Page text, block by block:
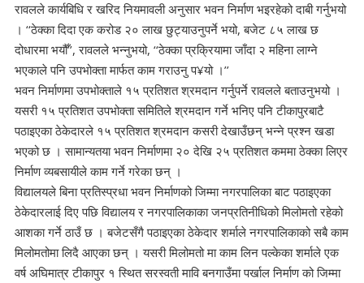
रावलले कार्यबिधि र खरिद नियमावली अनुसार भवन निर्माण भइरहेको दाबी गर्नुभयो
। ‘‘ठेक्का दिदा एक करोड २० लाख छुट्याउनुपर्ने भयो, बजेट ८५ लाख छ
दोधारमा भयौँ’’, रावलले भन्नुभयो, ‘‘ठेक्का प्रक्रियामा जाँदा २ महिना लाग्ने
भएकाले पनि उपभोक्ता मार्फत काम गराउनु प¥यो ।’’
भवन निर्माणमा उपभोक्ताले १५ प्रतिशत श्रमदान गर्नुपर्ने रावलले बताउनुभयो ।
यसरी १५ प्रतिशत उपभोक्ता समितिले श्रमदान गर्ने भनिए पनि टीकापुरबाटै
पठाइएका ठेकेदारले १५ प्रतिशत श्रमदान कसरी देखाउँछन् भन्ने प्रश्न खडा
भएको छ । सामान्यतया भवन निर्माणमा २० देखि २५ प्रतिशत कममा ठेक्का लिएर
निर्माण व्यबसायीले काम गर्ने गरेका छन् ।
विद्यालयले बिना प्रतिस्प्रधा भवन निर्माणको जिम्मा नगरपालिका बाट पठाइएका
ठेकेदारलाई दिए पछि विद्यालय र नगरपालिकाका जनप्रतिनीधिको मिलोमतो रहेको
आशका गर्ने ठाउँ छ । बजेटसँगै पठाइएका ठेकेदार शर्माले नगरपालिकाको सबै काम
मिलोमतोमा लिदै आएका छन् । यसरी मिलोमतो मा काम लिन पल्केका शर्माले एक
वर्ष अघिमात्र टीकापुर १ स्थित सरस्वती मावि बनगाउँमा पर्खाल निर्माण को जिम्मा